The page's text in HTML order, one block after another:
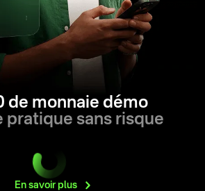
de monnaie démo
pratique sans risque
En savoirplus